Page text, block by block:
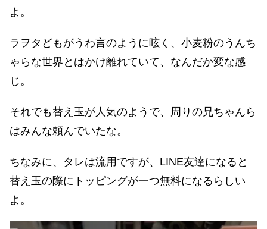
よ。
ラヲタどもがうわ言のように呟く、小麦粉のうんち
ゃらな世界とはかけ離れていて、なんだか変な感
じ。
それでも替え玉が人気のようで、周りの兄ちゃんら
はみんな頼んでいたな。
ちなみに、タレは流用ですが、LINE友達になると
替え玉の際にトッピングが一つ無料になるらしい
よ。